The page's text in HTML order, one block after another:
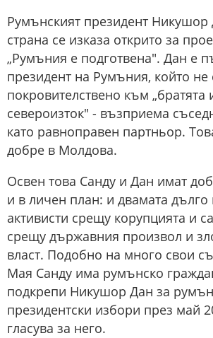
Румънският президент Никушор
страна се изказа открито за
„Румъния е подготвена". Дан е
президент на Румъния, който не
покровителствено към „братята
североизток" - възприема
като равноправен партньор.
добре в Молдова.
Освен това Санду и Дан имат
и в личен план: и двамата
активисти срещу корупцията и
срещу държавния произвол и
власт. Подобно на много свои
Мая Санду има румънско
подкрепи Никушор Дан за
президентски избори през май
гласува за него.